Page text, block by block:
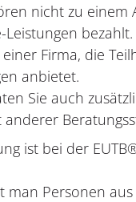
nicht zu einem
Leistungen bezahlt.
Firma, die
anbietet.
Sie auch
anderer
ist bei der
man Personen